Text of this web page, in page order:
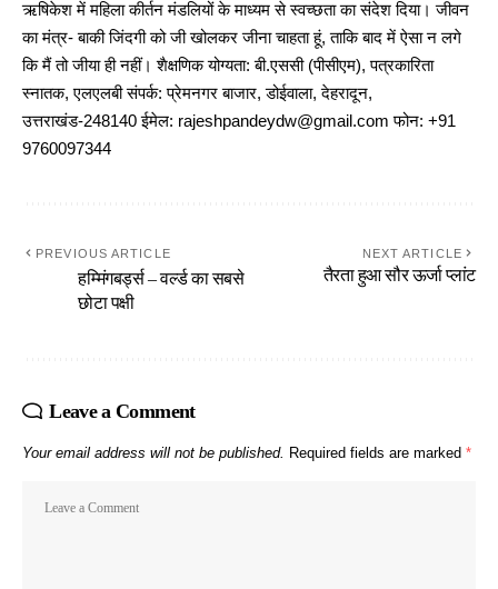
ऋषिकेश में महिला कीर्तन मंडलियों के माध्यम से स्वच्छता का संदेश दिया। जीवन
का मंत्र- बाकी जिंदगी को जी खोलकर जीना चाहता हूं, ताकि बाद में ऐसा न लगे
कि मैं तो जीया ही नहीं। शैक्षणिक योग्यता: बी.एससी (पीसीएम), पत्रकारिता
स्नातक, एलएलबी संपर्क: प्रेमनगर बाजार, डोईवाला, देहरादून,
उत्तराखंड-248140 ईमेल: rajeshpandeydw@gmail.com फोन: +91
9760097344
PREVIOUS ARTICLE
हम्मिंगबर्ड्स – वर्ल्ड का सबसे
छोटा पक्षी
NEXT ARTICLE
तैरता हुआ सौर ऊर्जा प्लांट
Leave a Comment
Your email address will not be published. Required fields are marked *